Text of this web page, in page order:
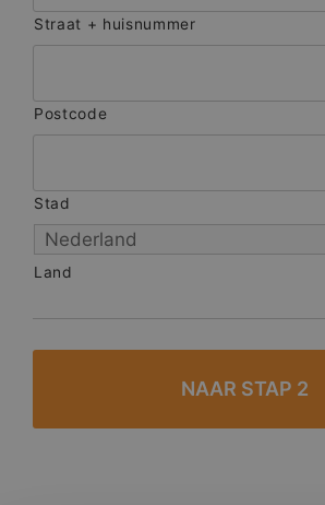
Straat + huisnummer
Postcode
Stad
Land